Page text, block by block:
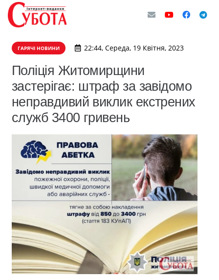
ГАРЯЧІ НОВИНИ 22:44, Середа, 19 Квітня, 2023
Поліція Житомирщини
застерігає: штраф за завідомо
неправдивий виклик екстрених
служб 3400 гривень